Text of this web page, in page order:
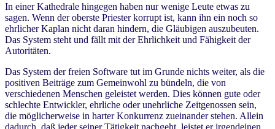
In einer Kathedrale hingegen haben nur wenige Leute etwas zu
sagen. Wenn der oberste Priester korrupt ist, kann ihn ein noch so
ehrlicher Kaplan nicht daran hindern, die Gläubigen auszubeuten.
Das System steht und fällt mit der Ehrlichkeit und Fähigkeit der
Autoritäten.
Das System der freien Software tut im Grunde nichts weiter, als die
positiven Beiträge zum Gemeinwohl zu bündeln, die von
verschiedenen Menschen geleistet werden. Dies können gute oder
schlechte Entwickler, ehrliche oder unehrliche Zeitgenossen sein,
die möglicherweise in harter Konkurrenz zueinander stehen. Allein
dadurch, daß jeder seiner Tätigkeit nachgeht, leistet er irgendeinen